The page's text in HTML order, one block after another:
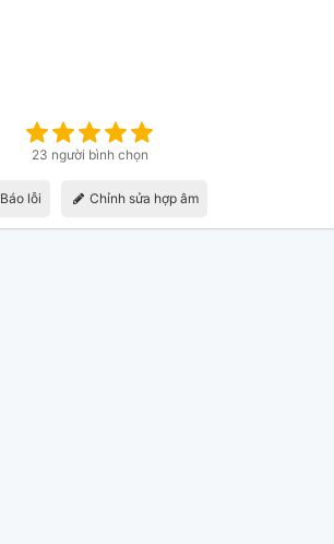
23 người bình chọn
Báo lỗi Chỉnh sửa hợp âm